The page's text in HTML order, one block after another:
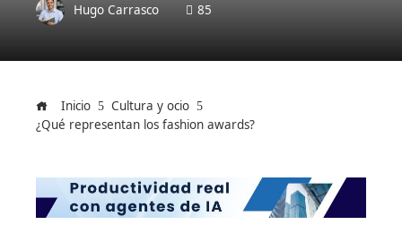
Hugo Carrasco 85
Inicio
Cultura y ocio
¿Qué representan los fashion awards?